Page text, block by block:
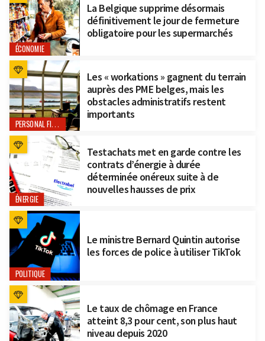
ÉCONOMIE
La Belgique supprime désormais
définitivement le jour de fermeture
obligatoire pour les supermarchés
PERSONAL FINANCE
Les « workations » gagnent du terrain
auprès des PME belges, mais les
obstacles administratifs restent
importants
ÉNERGIE
Testachats met en garde contre les
contrats d’énergie à durée
déterminée onéreux suite à de
nouvelles hausses de prix
POLITIQUE
Le ministre Bernard Quintin autorise
les forces de police à utiliser TikTok
Le taux de chômage en France
atteint 8,3 pour cent, son plus haut
niveau depuis 2020